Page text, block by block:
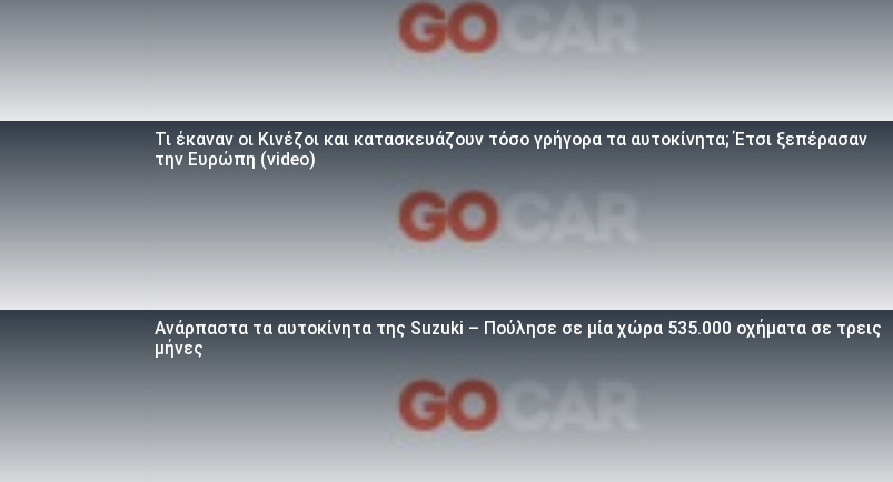
Τι έκαναν οι Κινέζοι και κατασκευάζουν τόσο γρήγορα τα αυτοκίνητα; Έτσι ξεπέρασαν
την Ευρώπη (video)
Ανάρπαστα τα αυτοκίνητα της Suzuki – Πούλησε σε μία χώρα 535.000 οχήματα σε τρεις
μήνες